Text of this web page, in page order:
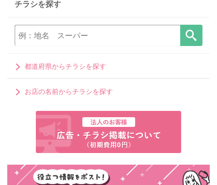
チラシを探す
都道府県からチラシを探す
お店の名前からチラシを探す